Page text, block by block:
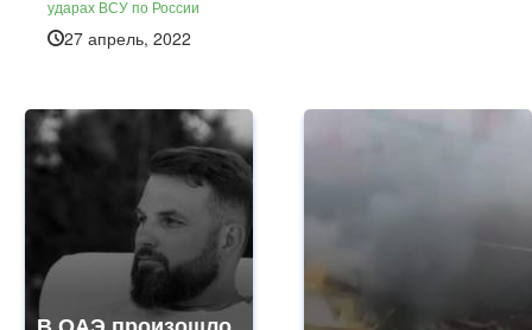
ударах ВСУ по России
27 апрель, 2022